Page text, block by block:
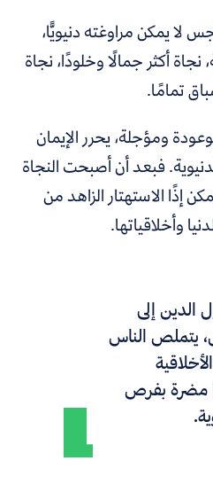
لا يمكن مراوغته دنيويًّا،
نجاة أكثر جمالًا وخلودًا، نجاة
تمامًا.
ومؤجلة، يحرر الإيمان
فبعد أن أصبحت النجاة
إذًا الاستهتار الزاهد من
وأخلاقياتها.
الدين إلى
يتملص الناس
مضرة بفرص